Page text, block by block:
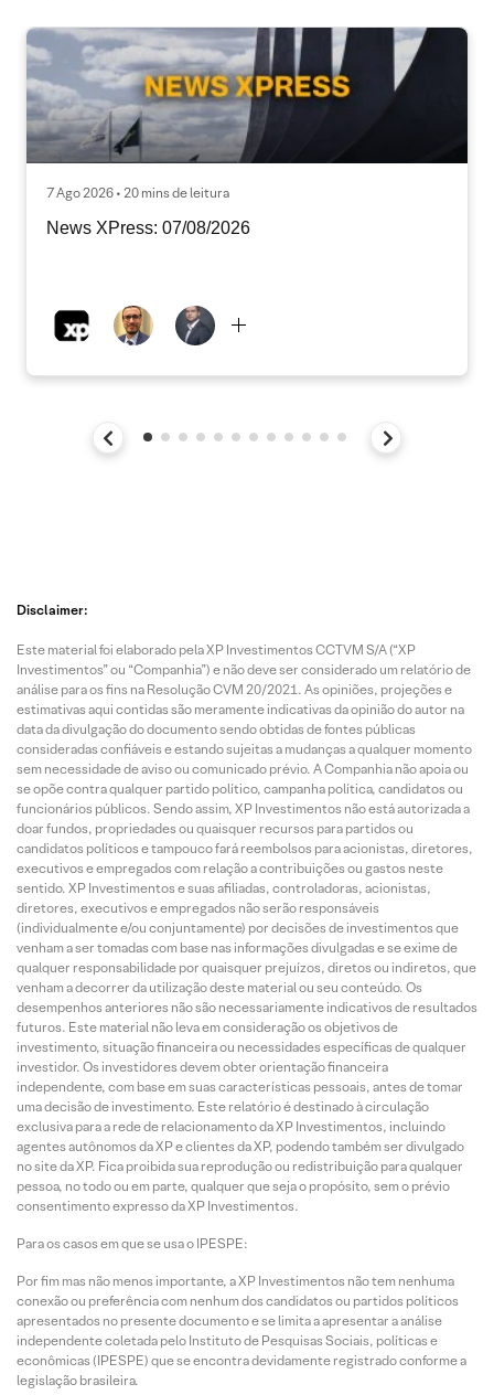
7 Ago 2026 • 20 mins de leitura
News XPress: 07/08/2026
Disclaimer:
Este material foi elaborado pela XP Investimentos CCTVM S/A (“XP
Investimentos” ou “Companhia”) e não deve ser considerado um relatório de
análise para os fins na Resolução CVM 20/2021. As opiniões, projeções e
estimativas aqui contidas são meramente indicativas da opinião do autor na
data da divulgação do documento sendo obtidas de fontes públicas
consideradas confiáveis e estando sujeitas a mudanças a qualquer momento
sem necessidade de aviso ou comunicado prévio. A Companhia não apoia ou
se opõe contra qualquer partido político, campanha política, candidatos ou
funcionários públicos. Sendo assim, XP Investimentos não está autorizada a
doar fundos, propriedades ou quaisquer recursos para partidos ou
candidatos políticos e tampouco fará reembolsos para acionistas, diretores,
executivos e empregados com relação a contribuições ou gastos neste
sentido. XP Investimentos e suas afiliadas, controladoras, acionistas,
diretores, executivos e empregados não serão responsáveis
(individualmente e/ou conjuntamente) por decisões de investimentos que
venham a ser tomadas com base nas informações divulgadas e se exime de
qualquer responsabilidade por quaisquer prejuízos, diretos ou indiretos, que
venham a decorrer da utilização deste material ou seu conteúdo. Os
desempenhos anteriores não são necessariamente indicativos de resultados
futuros. Este material não leva em consideração os objetivos de
investimento, situação financeira ou necessidades específicas de qualquer
investidor. Os investidores devem obter orientação financeira
independente, com base em suas características pessoais, antes de tomar
uma decisão de investimento. Este relatório é destinado à circulação
exclusiva para a rede de relacionamento da XP Investimentos, incluindo
agentes autônomos da XP e clientes da XP, podendo também ser divulgado
no site da XP. Fica proibida sua reprodução ou redistribuição para qualquer
pessoa, no todo ou em parte, qualquer que seja o propósito, sem o prévio
consentimento expresso da XP Investimentos.
Para os casos em que se usa o IPESPE:
Por fim mas não menos importante, a XP Investimentos não tem nenhuma
conexão ou preferência com nenhum dos candidatos ou partidos políticos
apresentados no presente documento e se limita a apresentar a análise
independente coletada pelo Instituto de Pesquisas Sociais, políticas e
econômicas (IPESPE) que se encontra devidamente registrado conforme a
legislação brasileira.